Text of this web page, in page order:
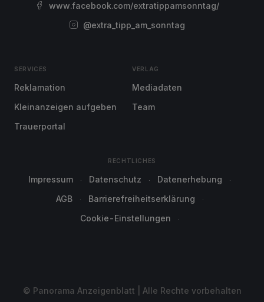
www.facebook.com/extratippamsonntag/
@extra_tipp_am_sonntag
SERVICES
Reklamation
Kleinanzeigen aufgeben
Trauerportal
VERLAG
Mediadaten
Team
RECHTLICHES
Impressum Datenschutz
Datenerhebung
AGB
Barrierefreiheitserklärung
Cookie-Einstellungen
© Panorama Anzeigenblatt | Alle Rechte vorbehalten